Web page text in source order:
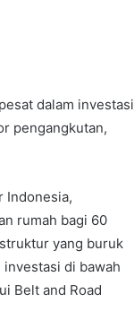
dalam investasi
pengangkutan,
Indonesia,
rumah bagi 60
yang buruk
di bawah
Belt and Road